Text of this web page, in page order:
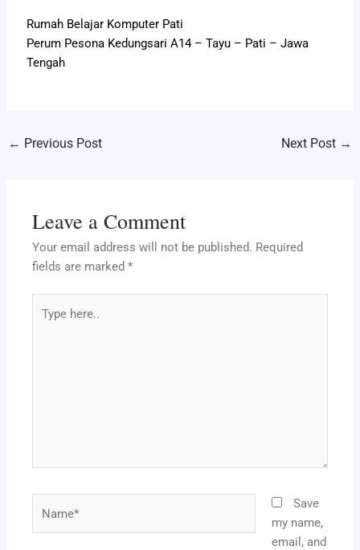
Rumah Belajar Komputer Pati
Perum Pesona Kedungsari A14 – Tayu – Pati – Jawa
Tengah
← Previous Post Next Post →
Leave a Comment
Your email address will not be published. Required
fields are marked*
here..
Save
my name,
email, and